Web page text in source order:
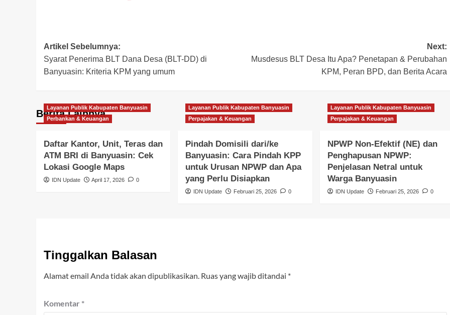
Post
navigation
Artikel Sebelumnya:
Syarat Penerima BLT Dana Desa (BLT-DD) di
Banyuasin: Kriteria KPM yang umum
Next:
Musdesus BLT Desa Itu Apa? Penetapan & Perubahan
KPM, Peran BPD, dan Berita Acara
Berita Lainnya
Layanan Publik Kabupaten Banyuasin
Perbankan & Keuangan
Daftar Kantor, Unit, Teras dan
ATM BRI di Banyuasin: Cek
Lokasi Google Maps
IDN Update April 17, 2026 0
Layanan Publik Kabupaten Banyuasin
Perpajakan & Keuangan
Pindah Domisili dari/ke
Banyuasin: Cara Pindah KPP
untuk Urusan NPWP dan Apa
yang Perlu Disiapkan
IDN Update Februari 25, 2026 0
Layanan Publik Kabupaten Banyuasin
Perpajakan & Keuangan
NPWP Non-Efektif (NE) dan
Penghapusan NPWP:
Penjelasan Netral untuk
Warga Banyuasin
IDN Update Februari 25, 2026 0
Tinggalkan Balasan
Alamat email Anda tidak akan dipublikasikan. Ruas yang wajib ditandai *
Komentar *